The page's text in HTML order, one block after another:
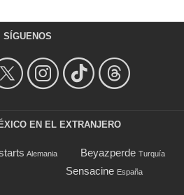
SÍGUENOS
EN EL EXTRANJERO
Alemania Beyazperde Turquía
Sensacine España